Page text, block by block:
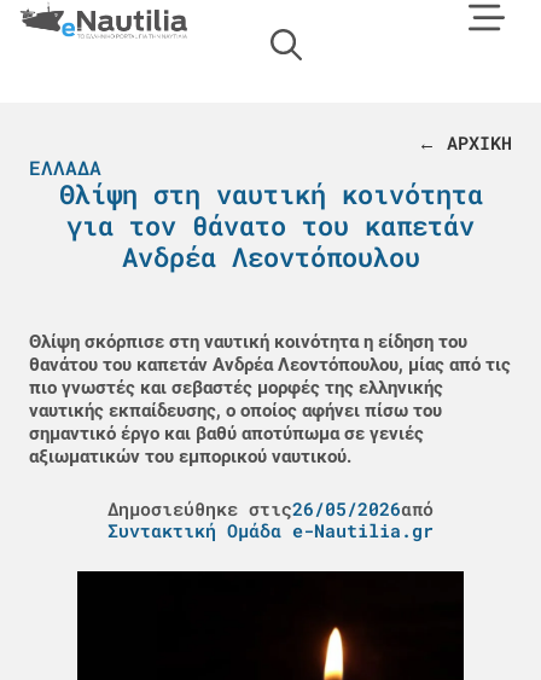
← ΑΡΧΙΚΗ
ΕΛΛΆΔΑ
Θλίψη στη ναυτική κοινότητα
για τον θάνατο του καπετάν
Ανδρέα Λεοντόπουλου
Θλίψη σκόρπισε στη ναυτική κοινότητα η είδηση του
θανάτου του καπετάν Ανδρέα Λεοντόπουλου, μίας από τις
πιο γνωστές και σεβαστές μορφές της ελληνικής
ναυτικής εκπαίδευσης, ο οποίος αφήνει πίσω του
σημαντικό έργο και βαθύ αποτύπωμα σε γενιές
αξιωματικών του εμπορικού ναυτικού.
Δημοσιεύθηκε στις26/05/2026από
Συντακτική Ομάδα e-Nautilia.gr